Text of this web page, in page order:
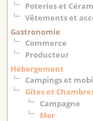
Poteries et
Vêtements et
Gastronomie
Commerce
Producteur
Hébergement
Campings et
Gîtes et
Campagne
Mer